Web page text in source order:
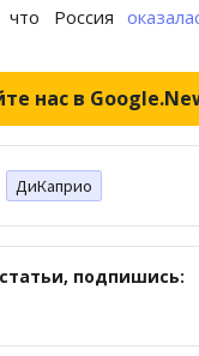
что Россия
нас в
ДиКаприо
подпишись: